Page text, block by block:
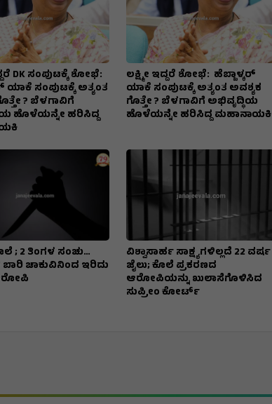
DK ಸಂಪುಟಕ್ಕೆ ಶೋಭೆ:
ಯಾಕೆ ಸಂಪುಟಕ್ಕೆ ಅತ್ಯಂತ
? ಬೆಳಗಾವಿಗೆ
ಹೊಳೆಯನ್ನೇ ಹರಿಸಿದ್ದ
ಲಕ್ಷ್ಮೀ ಇದ್ದರೆ ಶೋಭೆ: ಹೆಬ್ಬಾಳ್ಕರ್
ಯಾಕೆ ಸಂಪುಟಕ್ಕೆ ಅತ್ಯಂತ ಅವಶ್ಯಕ
ಗೊತ್ತೇ ? ಬೆಳಗಾವಿಗೆ ಅಭಿವೃದ್ಧಿಯ
ಹೊಳೆಯನ್ನೇ ಹರಿಸಿದ್ದ ಮಹಾನಾಯಕಿ
; 2 ತಿಂಗಳ ಸಂಚು…
ಬಾರಿ ಚಾಕುವಿನಿಂದ ಇರಿದು
ವಿಶ್ವಾಸಾರ್ಹ ಸಾಕ್ಷ್ಯಗಳಿಲ್ಲದೆ 22 ವರ್ಷ
ಜೈಲು; ಕೊಲೆ ಪ್ರಕರಣದ
ಆರೋಪಿಯನ್ನು ಖುಲಾಸೆಗೊಳಿಸಿದ
ಸುಪ್ರೀಂ ಕೋರ್ಟ್